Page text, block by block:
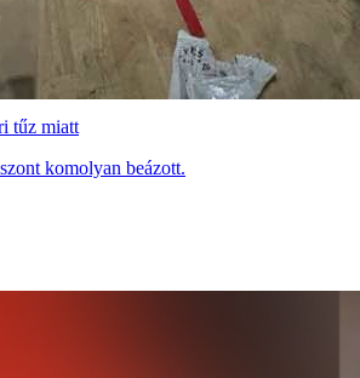
tűz miatt
komolyan beázott.